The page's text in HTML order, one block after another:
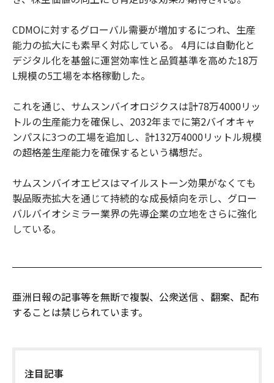
CDMOに対するグローバル需要が増加するにつれ、生産
能力の拡大にも素早く対応している。 4月には自動化と
デジタル化を基盤に運営効率性と品質基準を高めた18万
L規模の5工場を本格稼動した。
これを通じ、サムスンバイオロジクスは計78万4000リッ
トルの生産能力を確保し、2032年までに第2バイオキャ
ンパスに3つの工場を追加し、計132万4000リットル規模
の超格差生産能力を確保するという構想だ。
サムスンバイオエピスはマイルストーン効果がなくても
製品販売拡大を通じて持続的な成長傾向を示し、グロー
バルバイオシミラー業界の先導企業の立地をさらに強化
している。
亜洲日報の記事等を無断で複製、公衆送信 、翻案、配布
することは禁じられています。
注目記事